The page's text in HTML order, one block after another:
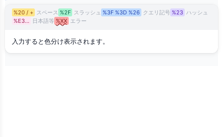
%20 / + スペース %2F スラッシュ %3F %3D %26 クエリ記号 %23 ハッシュ
%E3…
日本語等 %XX エラー
入力すると色分け表示されます。